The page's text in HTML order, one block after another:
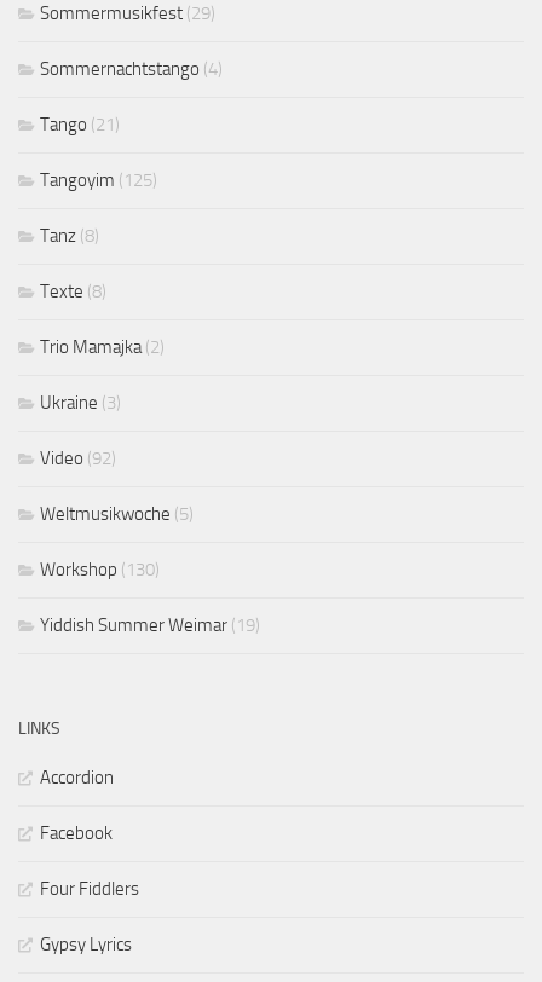
Sommermusikfest (29)
Sommernachtstango (4)
Tango (21)
Tangoyim (125)
Tanz (8)
Texte (8)
Trio Mamajka(2)
Ukraine (3)
Video (92)
Weltmusikwoche (5)
Workshop (130)
Yiddish Summer Weimar (19)
LINKS
Accordion
Facebook
Four Fiddlers
Gypsy Lyrics